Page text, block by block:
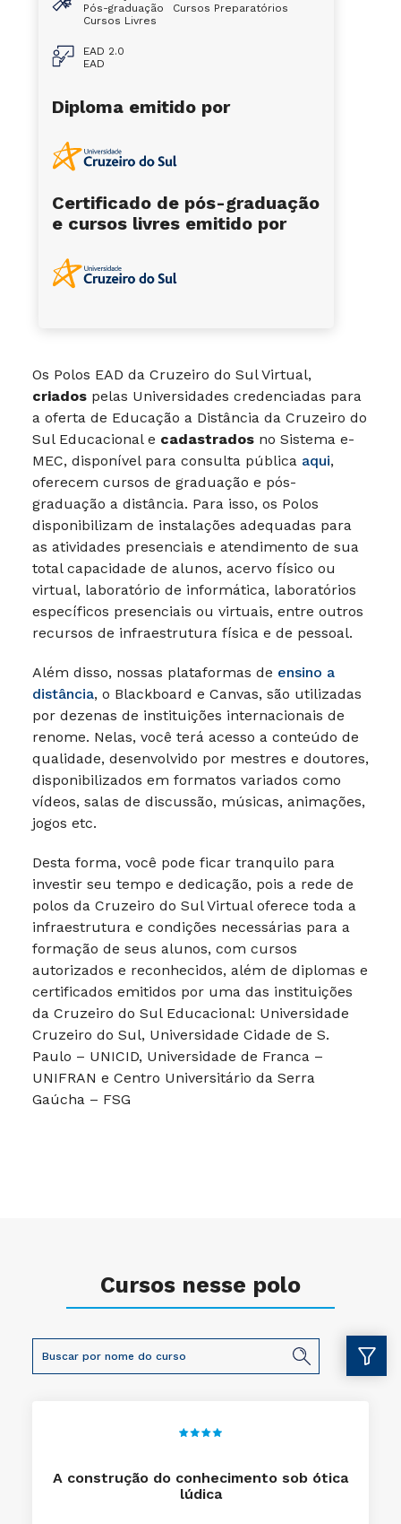
Os Polos EAD da Cruzeiro do Sul Virtual,
criados pelas Universidades credenciadas para
a oferta de Educação a Distância da Cruzeiro do
Sul Educacional e cadastrados no Sistema e-
MEC, disponível para consulta pública aqui,
oferecem cursos de graduação e pós-
graduação a distância. Para isso, os Polos
disponibilizam de instalações adequadas para
as atividades presenciais e atendimento de sua
total capacidade de alunos, acervo físico ou
virtual, laboratório de informática, laboratórios
específicos presenciais ou virtuais, entre outros
recursos de infraestrutura física e de pessoal.
Além disso, nossas plataformas de ensino a
distância, o Blackboard e Canvas, são utilizadas
por dezenas de instituições internacionais de
renome. Nelas, você terá acesso a conteúdo de
qualidade, desenvolvido por mestres e doutores,
disponibilizados em formatos variados como
vídeos, salas de discussão, músicas, animações,
jogos etc.
Desta forma, você pode ficar tranquilo para
investir seu tempo e dedicação, pois a rede de
polos da Cruzeiro do Sul Virtual oferece toda a
infraestrutura e condições necessárias para a
formação de seus alunos, com cursos
autorizados e reconhecidos, além de diplomas e
certificados emitidos por uma das instituições
da Cruzeiro do Sul Educacional: Universidade
Cruzeiro do Sul, Universidade Cidade de S.
Paulo – UNICID, Universidade de Franca –
UNIFRAN e Centro Universitário da Serra
Gaúcha – FSG
Pós-graduação
Cursos Livres
Cursos Preparatórios
EAD 2.0
EAD
Diploma emitido por
Certificado de pós-graduação
e cursos livres emitido por
Cursos nesse polo
A construção do conhecimento sob ótica
lúdica